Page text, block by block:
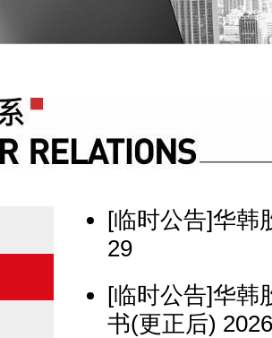
[临时公告]华韩
29
[临时公告]华韩
书(更正后)